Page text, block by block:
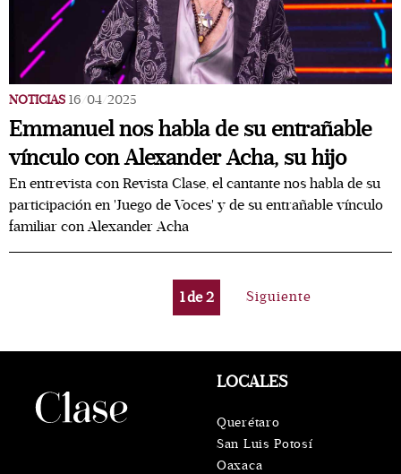
NOTICIAS 16/04/2025
Emmanuel nos habla de su entrañable
vínculo con Alexander Acha, su hijo
En entrevista con Revista Clase, el cantante nos habla de su
participación en 'Juego de Voces' y de su entrañable vínculo
familiar con Alexander Acha
1de2 Siguiente
LOCALES
Querétaro
San Luis Potosí
Oaxaca